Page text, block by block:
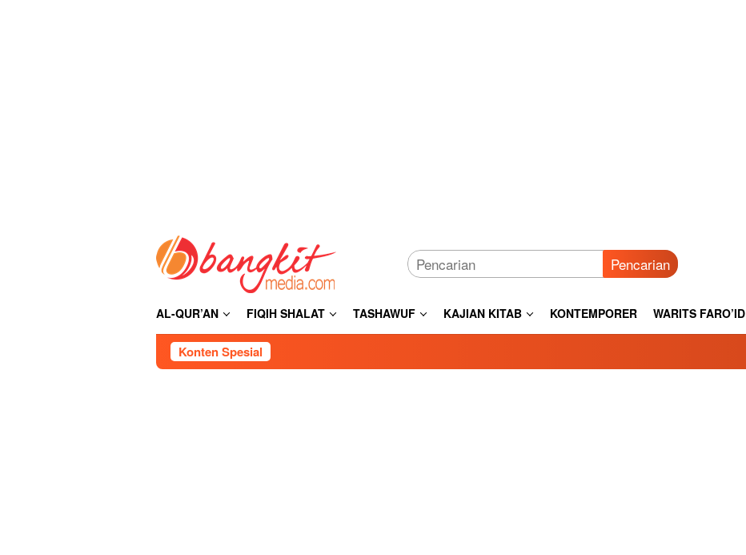
Pencarian
AL-QUR’AN FIQIH SHALAT TASHAWUF KAJIAN KITAB KONTEMPORER WARITS FARO’ID
Konten Spesial